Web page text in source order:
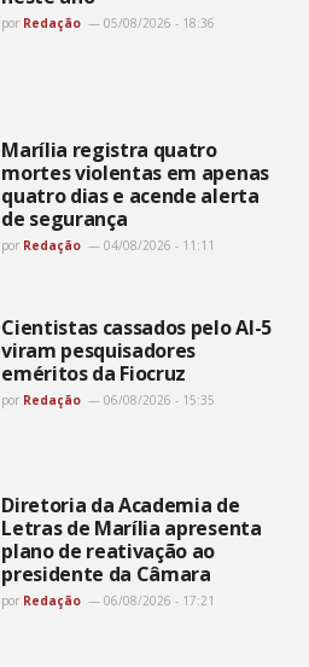
por Redação 05/08/2026 - 18:36
Marília registra quatro
mortes violentas em apenas
quatro dias e acende alerta
de segurança
por Redação 04/08/2026 - 11:11
Cientistas cassados pelo AI-5
viram pesquisadores
eméritos da Fiocruz
por Redação 06/08/2026 - 15:35
Diretoria da Academia de
Letras de Marília apresenta
plano de reativação ao
presidente da Câmara
por Redação 06/08/2026 - 17:21